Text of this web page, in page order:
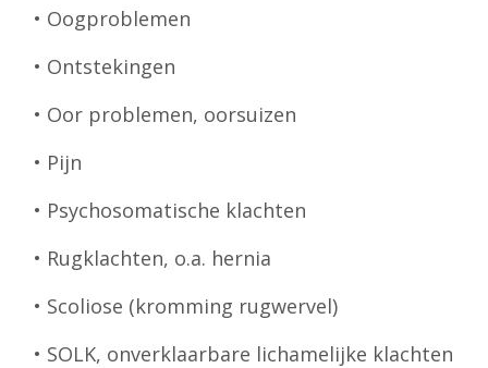
• Oogproblemen
• Ontstekingen
• Oor problemen, oorsuizen
• Pijn
• Psychosomatische klachten
• Rugklachten, o.a. hernia
• Scoliose (kromming rugwervel)
• SOLK, onverklaarbare lichamelijke klachten